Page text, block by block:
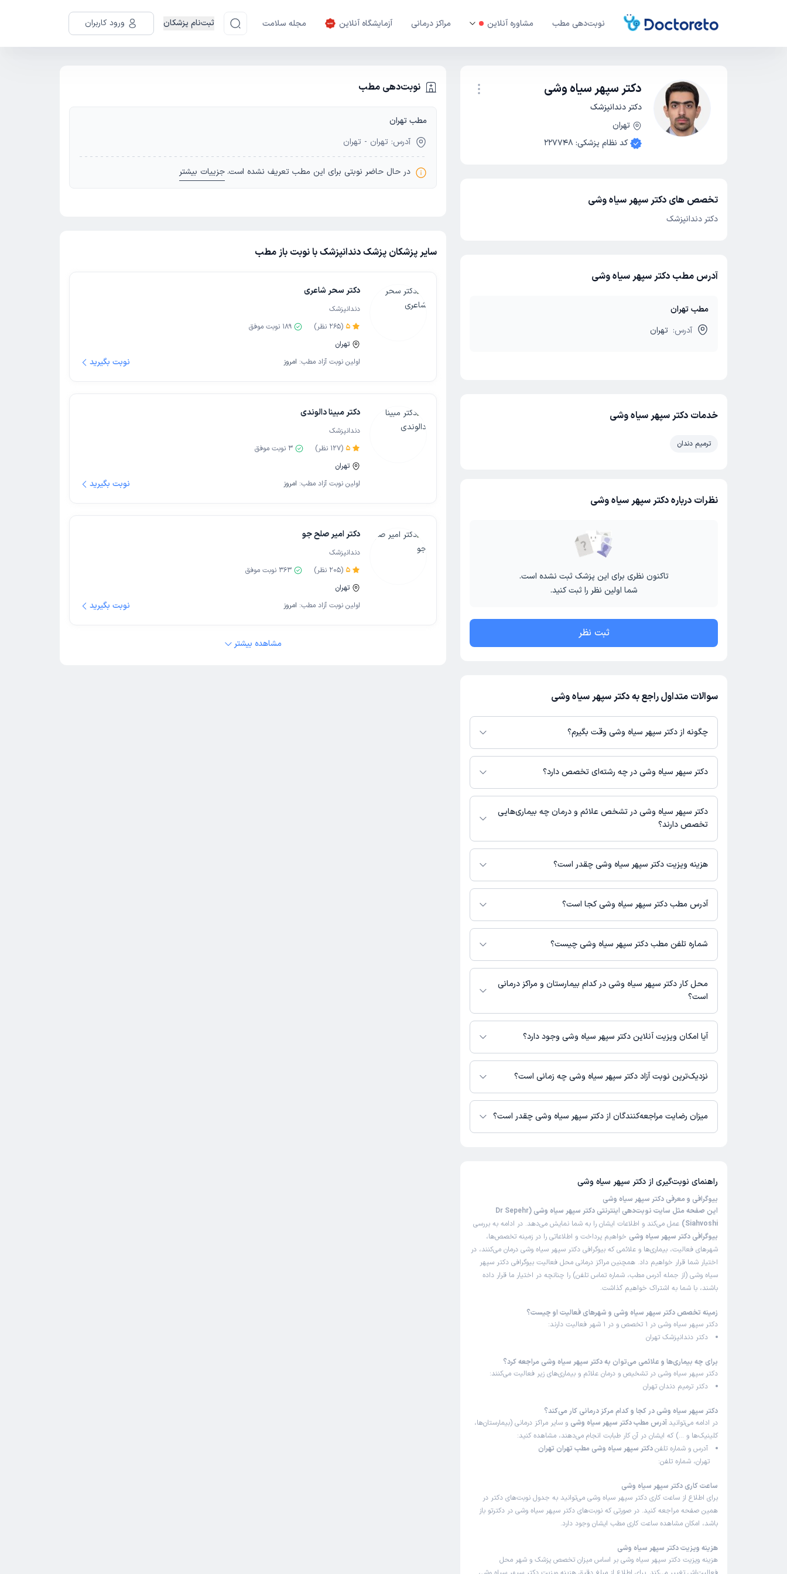
نوبت‌دهی مطب مشاوره آنلاین مراکز درمانی آزمایشگاه آنلاین مجله سلامت ثبت‌نام پزشکان ورود کاربران
دکتر سپهر سیاه وشی
دکتر دندانپزشک
تهران
کد نظام پزشکی:
227748
نوبت‌دهی مطب
مطب تهران
آدرس: تهران - تهران
در حال حاضر نوبتی برای این مطب تعریف نشده است. جزییات بیشتر
سایر پزشکان پزشک دندانپزشک با نوبت باز مطب
دکتر سحر شاعری
دندانپزشک
5
(
265 نظر) 189 نوبت موفق
تهران
اولین نوبت آزاد مطب: امروز نوبت بگیرید
دکتر مبینا دالوندی
دندانپزشک
5
(
127 نظر) 3 نوبت موفق
تهران
اولین نوبت آزاد مطب: امروز نوبت بگیرید
دکتر امیر صلح جو
دندانپزشک
5
(
205 نظر) 363 نوبت موفق
تهران
اولین نوبت آزاد مطب: امروز نوبت بگیرید
مشاهده بیشتر
تخصص های دکتر سپهر سیاه وشی
دکتر دندانپزشک
آدرس مطب دکتر سپهر سیاه وشی
مطب تهران
آدرس: تهران
خدمات دکتر سپهر سیاه وشی
ترمیم دندان
نظرات درباره دکتر سپهر سیاه وشی
تاکنون نظری برای این پزشک ثبت نشده است.
شما اولین نظر را ثبت کنید.
ثبت نظر
سوالات متداول راجع به دکتر سپهر سیاه وشی
چگونه از دکتر سپهر سیاه وشی وقت بگیرم؟
در صورتی کهدکتر سپهر سیاه وشیدارای پروفایل فعال و نوبت‌دهی باز در پلتفرم دکترتو
باشند، می‌توانید از طریق این پلتفرم برای دریافت نوبت اقدام کنید. در صورت فعال بودن
پروفایل پزشک در دکترتو، امکان مشاهده نوبت‌های آزاد، آدرس مطب، شماره تماس، برنامه
حضور در مطب، تصاویر پزشک، ساعات کاری و سایر اطلاعات مرتبط با خدمات پزشکی و
نوبت‌گیری ممکن است در پروفایل ایشان در دکترتو در دسترس باشد
دکتر سپهر سیاه وشی در چه رشته‌ای تخصص دارد؟
دکتر سپهر سیاه وشی در رشته‌های زیر (دندان پزشکی) تخصص دارند:
دندانپزشک
دکتر سپهر سیاه وشی در تشخص علائم و درمان چه بیماری‌هایی
تخصص دارند؟
دکتر سپهر سیاه وشی در تشخیص علائم و درمان بیماری‌های مرتبط با دندانپزشک فعالیت
می‌کنند.
هزینه ویزیت دکتر سپهر سیاه وشی چقدر است؟
برای اطلاع از هزینه ویزیت دکتر سپهر سیاه وشی، لازم است با مطب تماس بگیرید.
آدرس مطب دکتر سپهر سیاه وشی کجا است؟
دکتر سپهر سیاه وشی 1 مطب فعال دارند. آدرس مطب‌های دکتر سپهر سیاه وشی به شرح
زیر است.
شماره تلفن مطب دکتر سپهر سیاه وشی چیست؟
مطب تهران : شماره تماس مطب دکتر سپهر سیاه وشی در حال حاضر در این صفحه
ثبت نشده است.
محل کار دکتر سپهر سیاه وشی در کدام بیمارستان و مراکز درمانی
است؟
اطلاعاتی درباره محل فعالیت دکتر سپهر سیاه وشی در مراکز درمانی در دسترس نیست.
آیا امکان ویزیت آنلاین دکتر سپهر سیاه وشی وجود دارد؟
در حال حاضر اطلاعاتی درباره ارائه ویزیت آنلاین توسط دکتر سپهر سیاه وشی در دسترس
نیست. برای دریافت اطلاعات دقیق‌تر، لطفاً با مطب تماس بگیرید.
نزدیک‌ترین نوبت آزاد دکتر سپهر سیاه وشی چه زمانی است؟
زمان نوبت‌دهی و پذیرش بیماران با هماهنگی مطب مشخص می‌شود.
میزان رضایت مراجعه‌کنندگان از دکتر سپهر سیاه وشی چقدر است؟
راهنمای نوبت‌گیری از دکتر سپهر سیاه وشی
بیوگرافی و معرفی دکتر سپهر سیاه وشی
این صفحه مثل سایت نوبت‌دهی اینترنتی دکتر سپهر سیاه وشی (Dr Sepehr
Siahvoshi)
عمل می‌کند و اطلاعات ایشان را به شما نمایش می‌دهد. در ادامه به بررسی
بیوگرافی دکتر سپهر سیاه وشی خواهیم پرداخت و اطلاعاتی را در زمینه تخصص‌ها،
شهرهای فعالیت، بیماری‌ها و علائمی که بیوگرافی دکتر سپهر سیاه وشی درمان می‌کنند، در
اختیار شما قرار خواهیم داد. همچنین مراکز درمانی محل فعالیت بیوگرافی دکتر سپهر
سیاه وشی (از جمله آدرس مطب، شماره تماس تلفن) را چنانچه در اختیار ما قرار داده
باشند، با شما به اشتراک خواهیم گذاشت.
زمینه تخصص دکتر سپهر سیاه وشی و شهرهای فعالیت او چیست؟
دکتر سپهر سیاه وشی در 1 تخصص و در 1 شهر فعالیت دارند:
دکتر دندانپزشک تهران
برای چه بیماری‌ها و علائمی می‌توان به دکتر سپهر سیاه وشی مراجعه کرد؟
دکتر سپهر سیاه وشی در تشخیص و درمان علائم و بیماری‌های زیر فعالیت می‌کنند:
دکتر ترمیم دندان تهران
دکتر سپهر سیاه وشی در کجا و کدام مرکز درمانی کار می‌کند؟
در ادامه می‌توانید آدرس مطب دکتر سپهر سیاه وشی و سایر مراکز درمانی (بیمارستان‌ها،
کلینیک‌ها و …) که ایشان در آن کار طبابت انجام می‌دهند، مشاهده کنید:
آدرس و شماره تلفندکتر سپهر سیاه وشی مطب تهران تهران
تهران، شماره تلفن:
ساعت کاری دکتر سپهر سیاه وشی
برای اطلاع از ساعت کاری دکتر سپهر سیاه وشی می‌توانید به جدول نوبت‌های دکتر در
همین صفحه مراجعه کنید. در صورتی که نوبت‌های دکتر سپهر سیاه وشی در دکترتو باز
باشد، امکان مشاهده ساعت کاری مطب ایشان وجود دارد.
هزینه ویزیت دکتر سپهر سیاه وشی
هزینه ویزیت دکتر سپهر سیاه وشی بر اساس میزان تخصص پزشک و شهر محل